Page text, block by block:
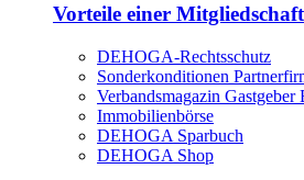
Vorteile einer Mitgliedschaft
DEHOGA-Rechtsschutz
Sonderkonditionen
Verbandsmagazin Gastgeber
Immobilienbörse
DEHOGA Sparbuch
DEHOGA Shop